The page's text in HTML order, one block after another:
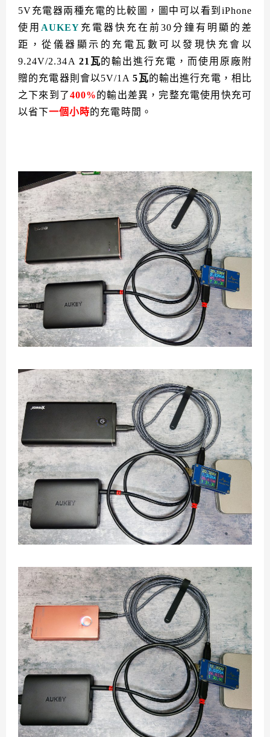
5V充電器兩種充電的比較圖，圖中可以看到iPhone
使用 AUKEY 充電器快充在前30分鐘有明顯的差
距，從儀器顯示的充電瓦數可以發現快充會以
9.24V/2.34A 21瓦的輸出進行充電，而使用原廠附
贈的充電器則會以5V/1A5瓦的輸出進行充電，相比
之下來到了 400% 的輸出差異，完整充電使用快充可
以省下一個小時的充電時間。